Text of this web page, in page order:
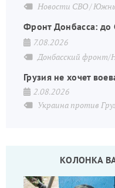
Новости СВО
Фронт Донбасса: до
7.08.2026
Донбасский
Грузия не хочет
2.08.2026
Украина против
КОЛОНКА